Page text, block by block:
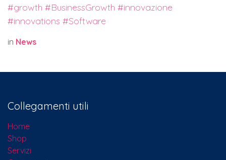
#growth #BusinessGrowth #innovazione
#innovations #Software
in News
Collegamenti utili
Home
Shop
Servizi